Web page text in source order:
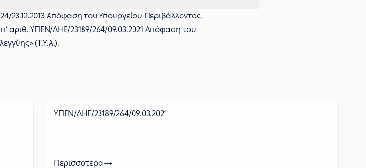
23.12.2013 Απόφαση του Υπουργείου Περιβάλλοντος,
αριθ. ΥΠΕΝ/ΔΗΕ/23189/264/09.03.2021 Απόφαση του
(Τ.Υ.Α.).
ΥΠΕΝ/ΔΗΕ/23189/264/09.03.2021
Περισσότερα